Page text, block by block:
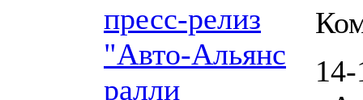
пресс-релиз
"Авто-Альянс
ралли